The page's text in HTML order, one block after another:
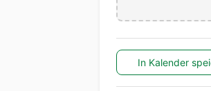
In Kalender